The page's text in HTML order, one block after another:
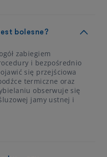
bolesne?
zabiegiem
i bezpośrednio
się przejściowa
termiczne oraz
obserwuje się
jamy ustnej i